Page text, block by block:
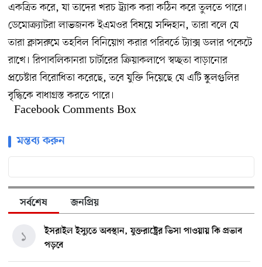
একত্রিত করে, যা তাদের খরচ ট্র্যাক করা কঠিন করে তুলতে পারে।
ডেমোক্র্যাটরা লাভজনক ইএমওর বিষয়ে সন্দিহান, তারা বলে যে
তারা ক্লাসরুমে তহবিল বিনিয়োগ করার পরিবর্তে ট্যাক্স ডলার পকেটে
রাখে। রিপাবলিকানরা চার্টারের ক্রিয়াকলাপে স্বচ্ছতা বাড়ানোর
প্রচেষ্টার বিরোধিতা করেছে, তবে যুক্তি দিয়েছে যে এটি স্কুলগুলির
বৃদ্ধিকে বাধাগ্রস্ত করতে পারে।
Facebook Comments Box
মন্তব্য করুন
সর্বশেষ জনপ্রিয়
ইসরাইল ইস্যুতে অবস্থান, যুক্তরাষ্ট্রের ভিসা পাওয়ায় কি প্রভাব
পড়বে
১